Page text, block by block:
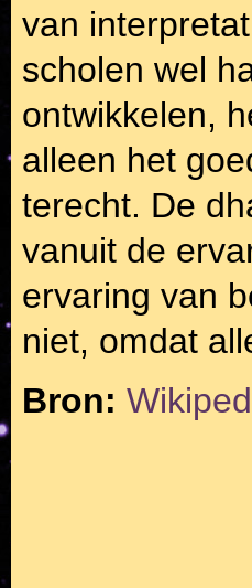
van
scholen wel
ontwikkelen,
alleen het
terecht. De
vanuit de
ervaring van
niet, omdat
Bron: